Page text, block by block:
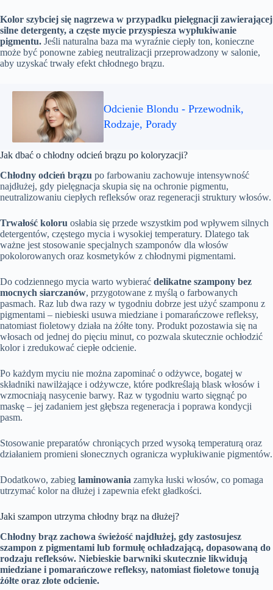
Kolor szybciej się nagrzewa w przypadku pielęgnacji zawierającej
silne detergenty, a częste mycie przyspiesza wypłukiwanie
pigmentu. Jeśli naturalna baza ma wyraźnie ciepły ton, konieczne
może być ponowne zabieg neutralizacji przeprowadzony w salonie,
aby uzyskać trwały efekt chłodnego brązu.
Odcienie Blondu - Przewodnik,
Rodzaje, Porady
Jak dbać o chłodny odcień brązu po koloryzacji?
Chłodny odcień brązu po farbowaniu zachowuje intensywność
najdłużej, gdy pielęgnacja skupia się na ochronie pigmentu,
neutralizowaniu ciepłych refleksów oraz regeneracji struktury włosów.
Trwałość koloru osłabia się przede wszystkim pod wpływem silnych
detergentów, częstego mycia i wysokiej temperatury. Dlatego tak
ważne jest stosowanie specjalnych szamponów dla włosów
pokolorowanych oraz kosmetyków z chłodnymi pigmentami.
Do codziennego mycia warto wybierać delikatne szampony bez
mocnych siarczanów, przygotowane z myślą o farbowanych
pasmach. Raz lub dwa razy w tygodniu dobrze jest użyć szamponu z
pigmentami – niebieski usuwa miedziane i pomarańczowe refleksy,
natomiast fioletowy działa na żółte tony. Produkt pozostawia się na
włosach od jednej do pięciu minut, co pozwala skutecznie ochłodzić
kolor i zredukować ciepłe odcienie.
Po każdym myciu nie można zapominać o odżywce, bogatej w
składniki nawilżające i odżywcze, które podkreślają blask włosów i
wzmocniają nasycenie barwy. Raz w tygodniu warto sięgnąć po
maskę – jej zadaniem jest głębsza regeneracja i poprawa kondycji
pasm.
Stosowanie preparatów chroniących przed wysoką temperaturą oraz
działaniem promieni słonecznych ogranicza wypłukiwanie pigmentów.
Dodatkowo, zabieg laminowania zamyka łuski włosów, co pomaga
utrzymać kolor na dłużej i zapewnia efekt gładkości.
Jaki szampon utrzyma chłodny brąz na dłużej?
Chłodny brąz zachowa świeżość najdłużej, gdy zastosujesz
szampon z pigmentami lub formułę ochładzającą, dopasowaną do
rodzaju refleksów. Niebieskie barwniki skutecznie likwidują
miedziane i pomarańczowe refleksy, natomiast fioletowe tonują
żółte oraz złote odcienie.